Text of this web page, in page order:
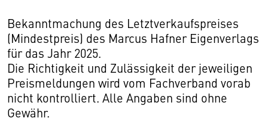
Bekanntmachung des Letztverkaufspreises
(Mindestpreis) des Marcus Hafner Eigenverlags
für das Jahr 2025.
Die Richtigkeit und Zulässigkeit der jeweiligen
Preismeldungen wird vom Fachverband vorab
nicht kontrolliert. Alle Angaben sind ohne
Gewähr.